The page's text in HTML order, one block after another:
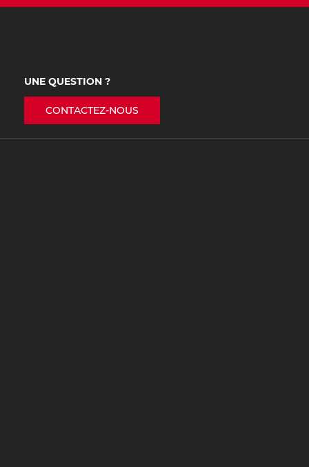
UNE QUESTION ?
CONTACTEZ-NOUS